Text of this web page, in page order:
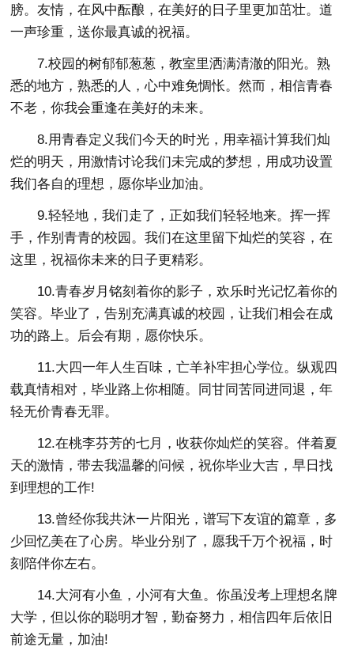
膀。友情，在风中酝酿，在美好的日子里更加茁壮。道
一声珍重，送你最真诚的祝福。
7.校园的树郁郁葱葱，教室里洒满清澈的阳光。熟
悉的地方，熟悉的人，心中难免惆怅。然而，相信青春
不老，你我会重逢在美好的未来。
8.用青春定义我们今天的时光，用幸福计算我们灿
烂的明天，用激情讨论我们未完成的梦想，用成功设置
我们各自的理想，愿你毕业加油。
9.轻轻地，我们走了，正如我们轻轻地来。挥一挥
手，作别青青的校园。我们在这里留下灿烂的笑容，在
这里，祝福你未来的日子更精彩。
10.青春岁月铭刻着你的影子，欢乐时光记忆着你的
笑容。毕业了，告别充满真诚的校园，让我们相会在成
功的路上。后会有期，愿你快乐。
11.大四一年人生百味，亡羊补牢担心学位。纵观四
载真情相对，毕业路上你相随。同甘同苦同进同退，年
轻无价青春无罪。
12.在桃李芬芳的七月，收获你灿烂的笑容。伴着夏
天的激情，带去我温馨的问候，祝你毕业大吉，早日找
到理想的工作!
13.曾经你我共沐一片阳光，谱写下友谊的篇章，多
少回忆美在了心房。毕业分别了，愿我千万个祝福，时
刻陪伴你左右。
14.大河有小鱼，小河有大鱼。你虽没考上理想名牌
大学，但以你的聪明才智，勤奋努力，相信四年后依旧
前途无量，加油!